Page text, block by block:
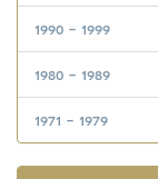
1990 - 1999
1980 - 1989
1971 - 1979